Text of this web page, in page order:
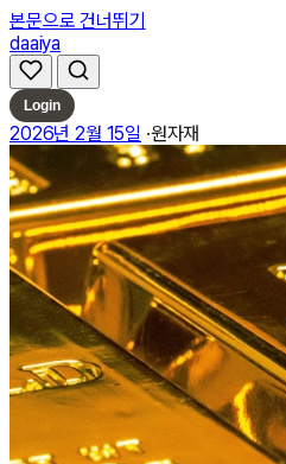
본문으로 건너뛰기
daaiya
Login
2026년 2월 15일 ·원자재